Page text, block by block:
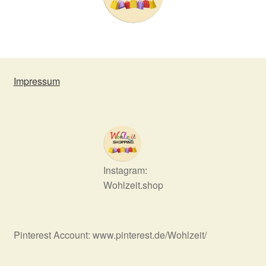
Impressum
Instagram:
Wohlzeit.shop
Pinterest Account: www.pinterest.de/Wohlzeit/